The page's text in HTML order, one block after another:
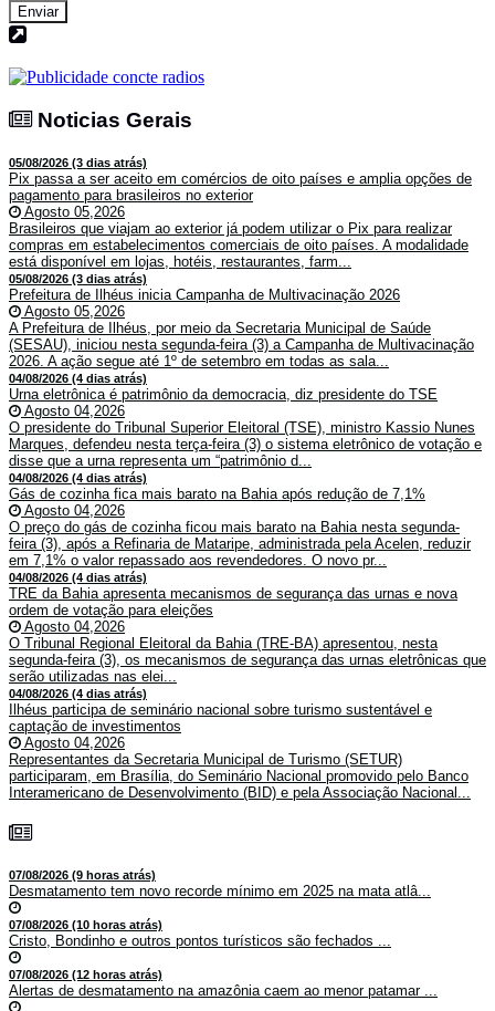
Enviar
Noticias Gerais
05/08/2026 (3 dias atrás)
Pix passa a ser aceito em comércios de oito países e amplia opções de
pagamento para brasileiros no exterior
Agosto 05,2026
Brasileiros que viajam ao exterior já podem utilizar o Pix para realizar
compras em estabelecimentos comerciais de oito países. A modalidade
está disponível em lojas, hotéis, restaurantes, farm...
05/08/2026 (3 dias atrás)
Prefeitura de Ilhéus inicia Campanha de Multivacinação 2026
Agosto 05,2026
A Prefeitura de Ilhéus, por meio da Secretaria Municipal de Saúde
(SESAU), iniciou nesta segunda-feira (3) a Campanha de Multivacinação
2026. A ação segue até 1º de setembro em todas as sala...
04/08/2026 (4 dias atrás)
Urna eletrônica é patrimônio da democracia, diz presidente do TSE
Agosto 04,2026
O presidente do Tribunal Superior Eleitoral (TSE), ministro Kassio Nunes
Marques, defendeu nesta terça-feira (3) o sistema eletrônico de votação e
disse que a urna representa um “patrimônio d...
04/08/2026 (4 dias atrás)
Gás de cozinha fica mais barato na Bahia após redução de 7,1%
Agosto 04,2026
O preço do gás de cozinha ficou mais barato na Bahia nesta segunda-
feira (3), após a Refinaria de Mataripe, administrada pela Acelen, reduzir
em 7,1% o valor repassado aos revendedores. O novo pr...
04/08/2026 (4 dias atrás)
TRE da Bahia apresenta mecanismos de segurança das urnas e nova
ordem de votação para eleições
Agosto 04,2026
O Tribunal Regional Eleitoral da Bahia (TRE-BA) apresentou, nesta
segunda-feira (3), os mecanismos de segurança das urnas eletrônicas que
serão utilizadas nas elei...
04/08/2026 (4 dias atrás)
Ilhéus participa de seminário nacional sobre turismo sustentável e
captação de investimentos
Agosto 04,2026
Representantes da Secretaria Municipal de Turismo (SETUR)
participaram, em Brasília, do Seminário Nacional promovido pelo Banco
Interamericano de Desenvolvimento (BID) e pela Associação Nacional...
07/08/2026 (9 horas atrás)
Desmatamento tem novo recorde mínimo em 2025 na mata atlâ...
07/08/2026 (10 horas atrás)
Cristo, Bondinho e outros pontos turísticos são fechados ...
07/08/2026 (12 horas atrás)
Alertas de desmatamento na amazônia caem ao menor patamar ...